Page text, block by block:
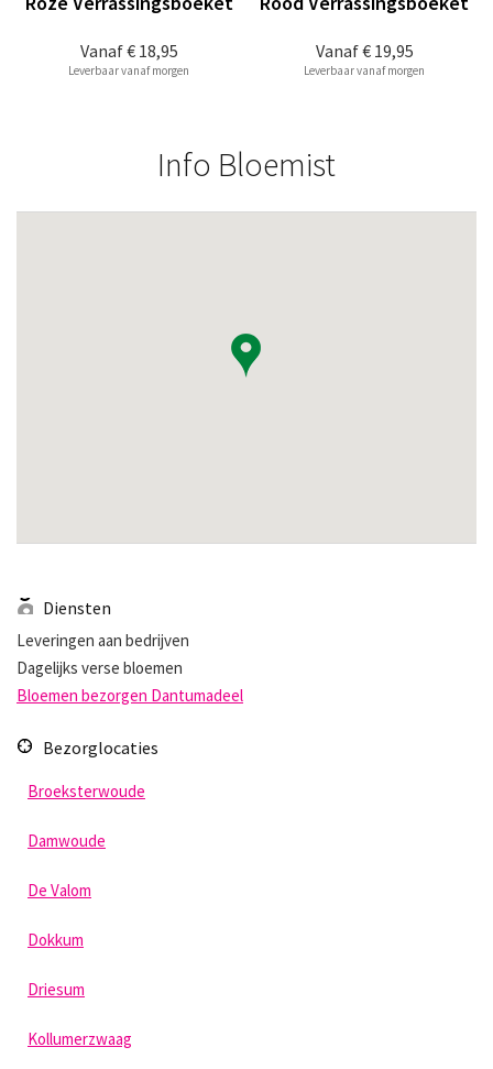
Vanaf€ 18,95
Leverbaar vanaf morgen
Vanaf€ 19,95
Leverbaar vanaf morgen
Info Bloemist
Diensten
Leveringen aan bedrijven
Dagelijks verse bloemen
Bloemen bezorgen Dantumadeel
Bezorglocaties
Broeksterwoude
Damwoude
De Valom
Dokkum
Driesum
Kollumerzwaag